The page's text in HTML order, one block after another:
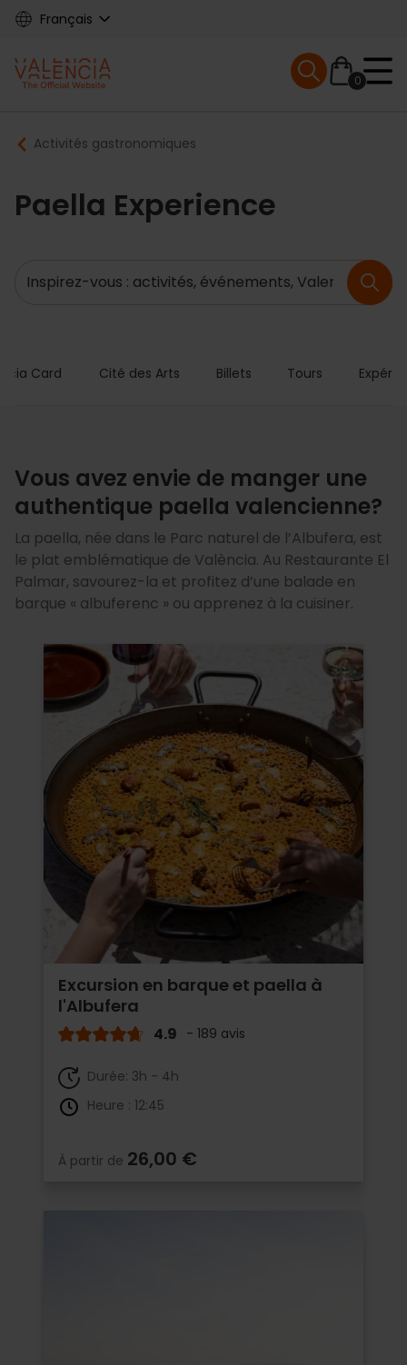
Skip
content
Français
Main
navigation
0
Mobile menu
Breadcrumb
Activités gastronomiques
Paella Experience
Recherche
Card Cité des Arts Billets Tours
Vous avez envie de manger une
authentique paella valencienne?
La paella, née dans le Parc naturel de l’Albufera, est
le plat emblématique de València. Au Restaurante El
Palmar, savourez-la et profitez d’une balade en
barque « albuferenc » ou apprenez à la cuisiner.
Excursion en barque et paella à
l'Albufera
4.9 - 189 avis
Durée: 3h - 4h
Heure : 12:45
À partir de 26,00 €